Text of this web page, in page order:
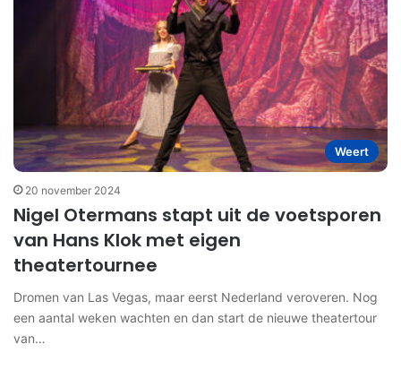
Weert
20 november 2024
Nigel Otermans stapt uit de voetsporen
van Hans Klok met eigen
theatertournee
Dromen van Las Vegas, maar eerst Nederland veroveren. Nog
een aantal weken wachten en dan start de nieuwe theatertour
van…